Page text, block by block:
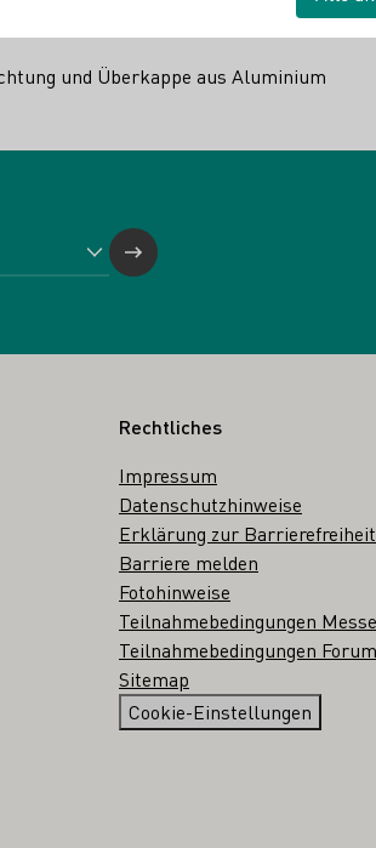
und Überkappe aus Aluminium
Rechtliches
Impressum
Datenschutzhinweise
Erklärung zur Barrierefreiheit
Barriere melden
Fotohinweise
Teilnahmebedingungen
Teilnahmebedingungen
Sitemap
Cookie-Einstellungen